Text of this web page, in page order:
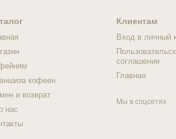
кофеен
и возврат
нас
Клиентам
Вход в личный
соглашение
Главная
Мы в соцсетях